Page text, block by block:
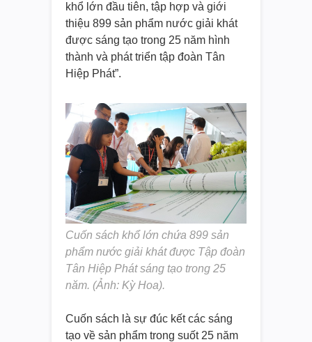
khổ lớn đầu tiên, tập hợp và giới
thiệu 899 sản phẩm nước giải khát
được sáng tạo trong 25 năm hình
thành và phát triển tập đoàn Tân
Hiệp Phát”.
Cuốn sách khổ lớn chứa 899 sản
phẩm nước giải khát được Tập đoàn
Tân Hiệp Phát sáng tạo trong 25
năm. (Ảnh: Kỳ Hoa).
Cuốn sách là sự đúc kết các sáng
tạo về sản phẩm trong suốt 25 năm